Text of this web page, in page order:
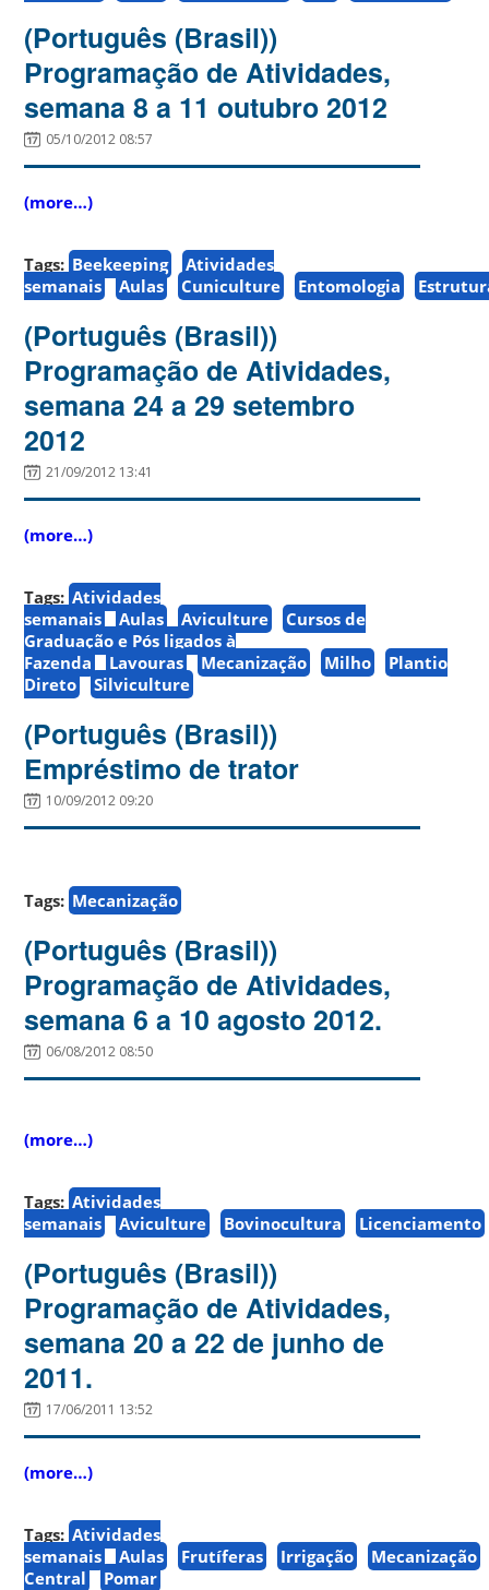
(Português (Brasil))
Programação de Atividades,
semana 8 a 11 outubro 2012
05/10/2012 08:57
(more…)
Tags: Beekeeping
Atividades
semanais
Aulas Cuniculture Entomologia
(Português (Brasil))
Programação de Atividades,
semana 24 a 29 setembro
2012
21/09/2012 13:41
(more…)
Tags: Atividades
semanais
Aulas Aviculture
Cursos de
Graduação e Pós ligados à
Fazenda
Lavouras Mecanização Milho
Plantio
Direto
Silviculture
(Português (Brasil))
Empréstimo de trator
10/09/2012 09:20
Tags: Mecanização
(Português (Brasil))
Programação de Atividades,
semana 6 a 10 agosto 2012.
06/08/2012 08:50
(more…)
Tags: Atividades
semanais
Aviculture Bovinocultura Licenciamento
(Português (Brasil))
Programação de Atividades,
semana 20 a 22 de junho de
2011.
17/06/2011 13:52
(more…)
Tags: Atividades
semanais
Aulas Frutíferas Irrigação
Mecanização
Central
Pomar